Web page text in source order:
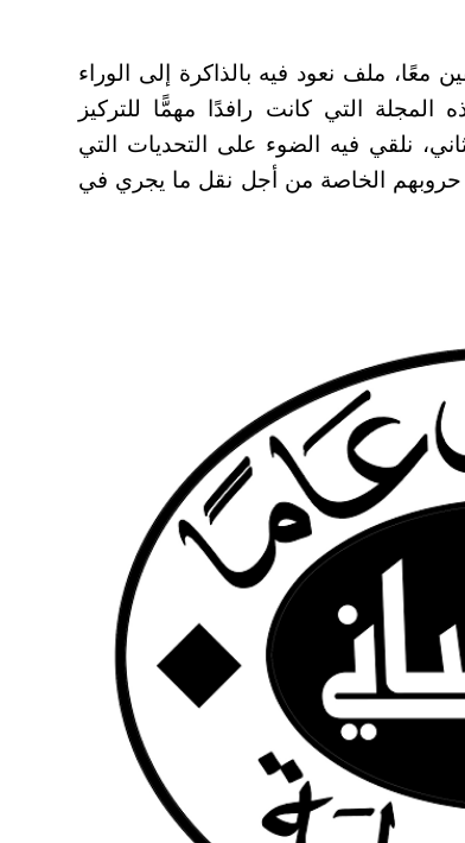
نحاول تضفير ملفين معًا، ملف نعود فيه بالذاكرة إلى الوراء
التي كانت رافدًا مهمًّا للتركيز
نلقي فيه الضوء على التحديات التي
حروبهم الخاصة من أجل نقل ما يجري في